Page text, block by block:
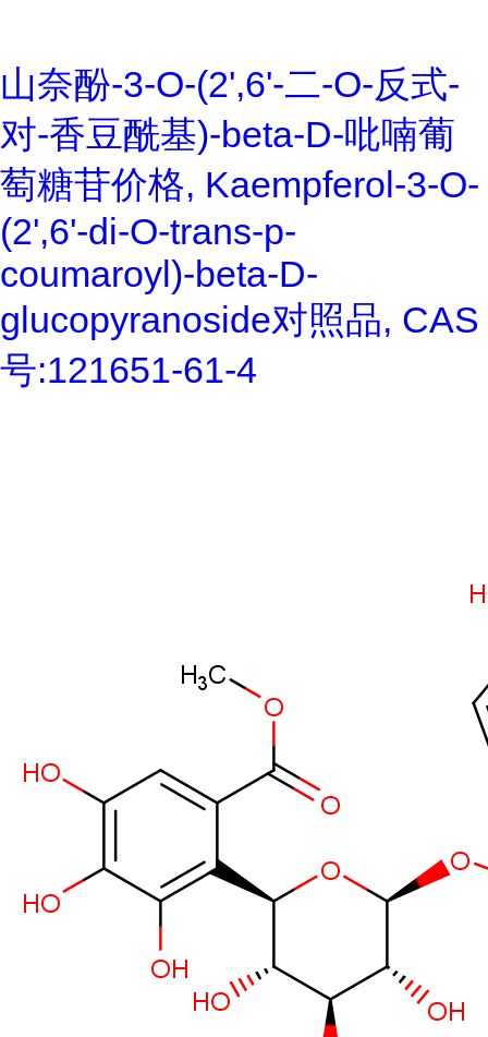
山奈酚-3-O-(2',6'-二-O-反式-
对-香豆酰基)-beta-D-吡喃葡
萄糖苷价格, Kaempferol-3-O-
(2',6'-di-O-trans-p-
coumaroyl)-beta-D-
glucopyranoside对照品, CAS
号:121651-61-4